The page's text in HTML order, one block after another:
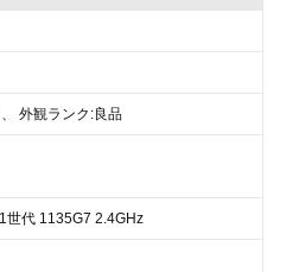
外観ランク:良品
世代 1135G7 2.4GHz